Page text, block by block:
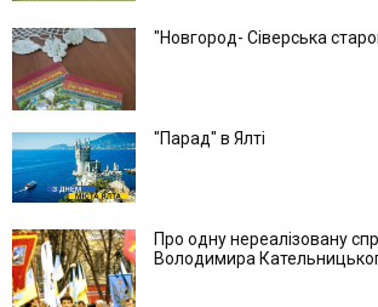
"Новгород- Сіверська
"Парад" в Ялті
Про одну нереалізовану
Володимира